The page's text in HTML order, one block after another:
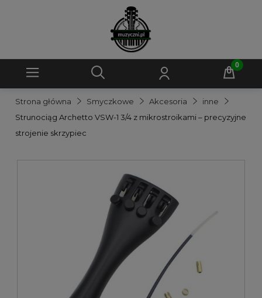
Strona główna Smyczkowe Akcesoria
inne
Strunociąg Archetto VSW-1 3/4 z mikrostroikami – precyzyjne
strojenie skrzypiec